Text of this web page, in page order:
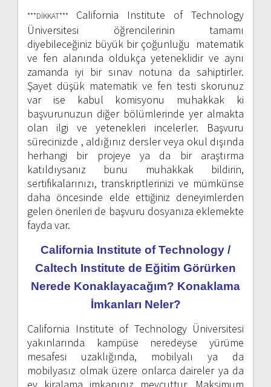
***DİKKAT*** California Institute of Technology
Üniversitesi öğrencilerinin tamamı
diyebileceğiniz büyük bir çoğunluğu matematik
ve fen alanında oldukça yeteneklidir ve aynı
zamanda iyi bir sınav notuna da sahiptirler.
Şayet düşük matematik ve fen testi skorunuz
var ise kabul komisyonu muhakkak ki
başvurunuzun diğer bölümlerinde yer almakta
olan ilgi ve yetenekleri incelerler. Başvuru
sürecinizde , aldığınız dersler veya okul dışında
herhangi bir projeye ya da bir araştırma
katıldıysanız bunu muhakkak bildirin,
sertifikalarınızı, transkriptlerinizi ve mümkünse
daha öncesinde elde ettiğiniz deneyimlerden
gelen önerileri de başvuru dosyanıza eklemekte
fayda var.
California Institute of Technology /
Caltech Institute de Eğitim Görürken
Nerede Konaklayacağım? Konaklama
İmkanları Neler?
California Institute of Technology Üniversitesi
yakınlarında kampüse neredeyse yürüme
mesafesi uzaklığında, mobilyalı ya da
mobilyasız olmak üzere onlarca daireler ya da